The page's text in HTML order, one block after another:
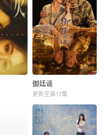
御廷谣
更新至第17集